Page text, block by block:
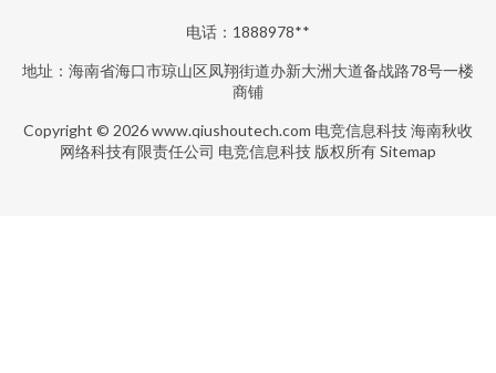
电话：1888978**
地址：海南省海口市琼山区凤翔街道办新大洲大道备战路78号一楼
商铺
Copyright © 2026www.qiushoutech.com 电竞信息科技海南秋收
网络科技有限责任公司 电竞信息科技 版权所有Sitemap